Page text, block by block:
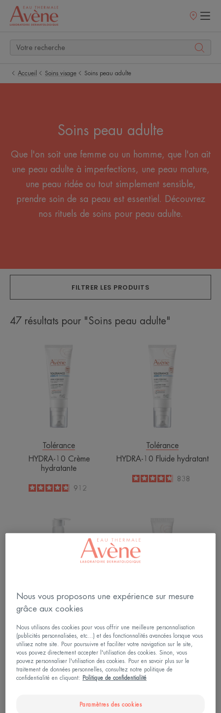
Points
Accueil Soins visage Soins peau adulte
Soins peau adulte
Que l'on soit une femme ou un homme, que l'on ait
une peau adulte à imperfections, une peau mature,
une peau ridée ou tout simplement sensible,
prendre soin de sa peau est essentiel. Découvrez
nos rituels de soins pour peau adulte.
FILTRER LES PRODUITS
47 résultats pour "Soins peau adulte"
Crème
hydratante
Tolérance
HYDRA-10 Crème
hydratante
4.8
/
5
912
Fluide
hydratant
Tolérance
HYDRA-10 Fluide hydratant
4.7
/
5
838
Nettoyant
Peeling
Comedomed Gel Nettoyant
Peeling
4.7
/5
-
18
Soin apaisant contour des
yeux
1.6
/
5
26
gommante
Nous vous proposons une expérience sur mesure
grâce aux cookies
Nous utilisons des cookies pour vous offrir une meilleure personnalisation
(publicités personnalisées, etc...) et des fonctionnalités avancées lorsque vous
utilisez notre site. Pour poursuivre et faciliter votre navigation sur le site,
vous pouvez directement accepter l'utilisation des cookies. Sinon, vous
pouvez personnaliser l'utilisation des cookies. Pour en savoir plus sur le
traitement de données personnelles, consultez notre politique de
confidentialité en cliquant:
Politique de confidentialité
Paramètres des cookies